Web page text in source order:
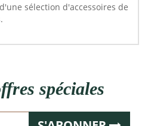
sélection d'accessoires de
spéciales